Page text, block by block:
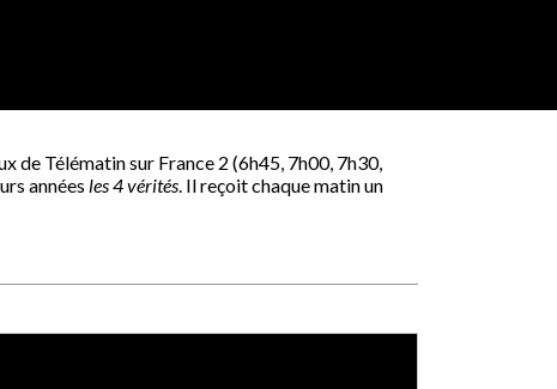
de Télématin sur France 2 (6h45, 7h00, 7h30,
années les 4 vérités. Il reçoit chaque matin un